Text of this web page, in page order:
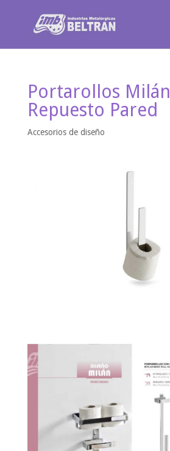
Portarollos Milán
Repuesto Pared
Accesorios de diseño